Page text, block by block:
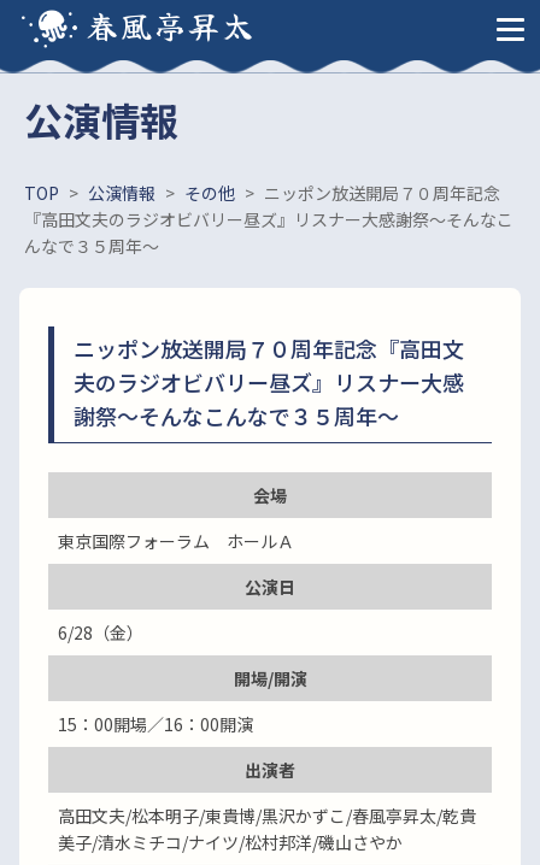
春風亭昇太
公演情報
TOP > 公演情報 > その他 > ニッポン放送開局７０周年記念
『高田文夫のラジオビバリー昼ズ』リスナー大感謝祭～そんなこ
んなで３５周年～
ニッポン放送開局７０周年記念『高田文
夫のラジオビバリー昼ズ』リスナー大感
謝祭～そんなこんなで３５周年～
会場
東京国際フォーラム ホールＡ
公演日
6/28（金）
開場/開演
15：00開場／16：00開演
出演者
高田文夫/松本明子/東貴博/黒沢かずこ/春風亭昇太/乾貴
美子/清水ミチコ/ナイツ/松村邦洋/磯山さやか